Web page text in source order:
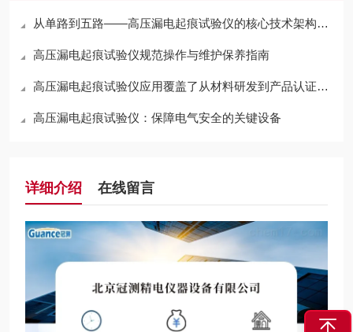
从单路到五路——高压漏电起痕试验仪的核心技术架构与工程化设计
高压漏电起痕试验仪规范操作与维护保养指南
高压漏电起痕试验仪应用覆盖了从材料研发到产品认证的多个环节
高压漏电起痕试验仪：保障电气安全的关键设备
详细介绍 在线留言